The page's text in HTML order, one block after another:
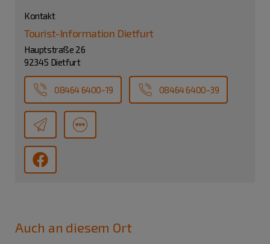
Kontakt
Tourist-Information Dietfurt
Hauptstraße 26
92345 Dietfurt
08464 6400-19 08464 6400-39
Auch an diesem Ort